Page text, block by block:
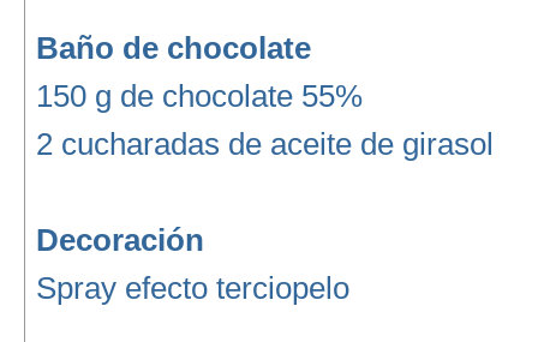
Baño de chocolate
150 g de chocolate 55%
2 cucharadas de aceite de girasol
Decoración
Spray efecto terciopelo